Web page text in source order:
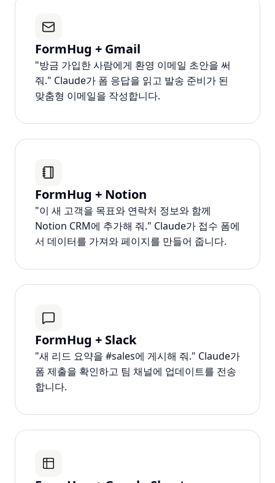
FormHug + Gmail
"방금 가입한 사람에게 환영 이메일 초안을 써
줘." Claude가 폼 응답을 읽고 발송 준비가 된
맞춤형 이메일을 작성합니다.
FormHug + Notion
"이 새 고객을 목표와 연락처 정보와 함께
Notion CRM에 추가해 줘." Claude가 접수 폼에
서 데이터를 가져와 페이지를 만들어 줍니다.
FormHug + Slack
"새 리드 요약을 #sales에 게시해 줘." Claude가
폼 제출을 확인하고 팀 채널에 업데이트를 전송
합니다.